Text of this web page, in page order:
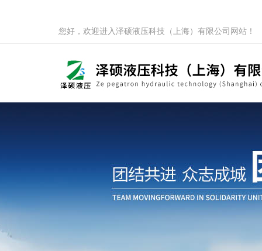
您好，欢迎进入泽硕液压科技（上海）有限公司网站！